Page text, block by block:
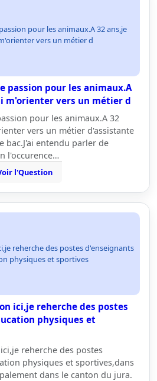
pour les animaux.A 32 ans,je
vers un métier d
passion pour les animaux.A
m'orienter vers un métier d
pour les animaux.A 32
vers un métier d'assistante
bac.J'ai entendu parler de
l'occurence…
l'Question
reherche des postes d'enseignants
physiques et sportives
ici,je reherche des postes
physiques et
reherche des postes
physiques et sportives,dans
dans le canton du jura.